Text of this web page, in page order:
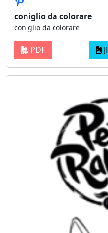
coniglio da colorare
coniglio da colorare
PDF